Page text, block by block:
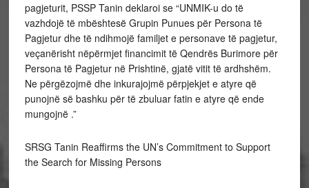
pagjeturit, PSSP Tanin deklaroi se “UNMIK-u do të
vazhdojë të mbështesë Grupin Punues për Persona të
Pagjetur dhe të ndihmojë familjet e personave të pagjetur,
veçanërisht nëpërmjet financimit të Qendrës Burimore për
Persona të Pagjetur në Prishtinë, gjatë vitit të ardhshëm.
Ne përgëzojmë dhe inkurajojmë përpjekjet e atyre që
punojnë së bashku për të zbuluar fatin e atyre që ende
mungojnë .”
SRSG Tanin Reaffirms the UN’s Commitment to Support
the Search for Missing Persons